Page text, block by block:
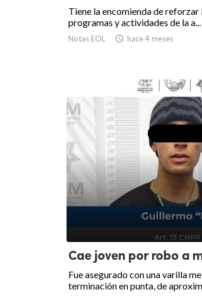
Tiene la encomienda de reforzar
programas y actividades de la a...
Notas EOL  hace 4 meses
Cae joven por robo a
Fue asegurado con una varilla
terminación en punta, de